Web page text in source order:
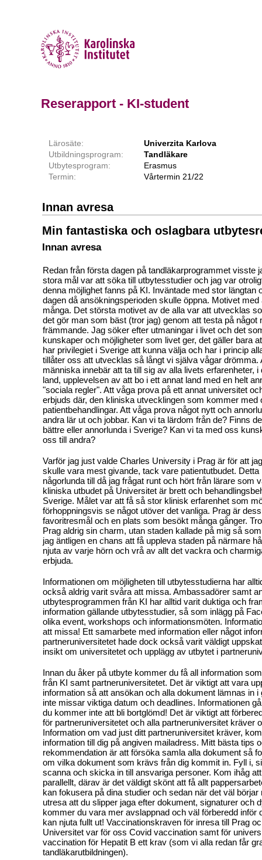
Reserapport - KI-student
Lärosäte:
Univerzita Karlova
Utbildningsprogram:
Tandläkare
Utbytesprogram:
Erasmus
Termin:
Vårtermin 21/22
Innan avresa
Min fantastiska och oslagbara
Innan avresa
Redan från första dagen på tandläkarprogrammet visste
stora mål var att söka till utbytesstudier och jag var
denna möjlighet fanns på KI. Inväntade med stor längtan
dagen då ansökningsperioden skulle öppna. Motivet
många. Det största motivet av de alla var att utvecklas
det gör man som bäst (tror jag) genom att testa på något
främmande. Jag söker efter utmaningar i livet och det
kunskaper och möjligheter som livet ger, det gäller bara
har privilegiet i Sverige att kunna välja och har i princip
tillåter oss att utvecklas så långt vi själva vågar
människa innebär att ta till sig av alla livets erfarenheter, i
land, upplevelsen av att bo i ett annat land med en helt
"sociala regler". Att våga prova på ett annat universitet
erbjuds där, den kliniska utvecklingen som kommer med
patientbehandlingar. Att våga prova något nytt och
andra lär ut och jobbar. Kan vi ta lärdom från de? Finns
bättre eller annorlunda i Sverige? Kan vi ta med oss
oss till andra?
Varför jag just valde Charles University i Prag är för att
skulle vara mest givande, tack vare patientutbudet. Detta
någorlunda till då jag frågat runt och hört från lärare som
kliniska utbudet på Universitet är brett och
Sverige. Målet var att få så stor klinisk erfarenhet som
förhoppningsvis se något utöver det vanliga. Prag är
favoritresmål och en plats som besökt många gånger.
Prag aldrig sin charm, utan staden kallade på mig så
jag äntligen en chans att få uppleva staden på närmare
njuta av varje hörn och vrå av allt det vackra och
erbjuda.
Informationen om möjligheten till utbytesstudierna har
också aldrig varit svåra att missa. Ambassadörer samt
utbytesprogrammen från KI har alltid varit duktiga och
information gällande utbytesstudier, så som inlägg på
olika event, workshops och informationsmöten.
att missa! Ett samarbete med information eller något
partneruniversitetet hade dock också varit väldigt
insikt om universitetet och upplägg av utbytet i
Innan du åker på utbyte kommer du få all information
från KI samt partneruniversitetet. Det är viktigt att vara
information så att ansökan och alla dokument lämnas in i
inte missar viktiga datum och deadlines. Informationen
du kommer inte att bli bortglömd! Det är viktigt att
för partneruniversitetet och alla partneruniversitet kräver
Information om vad just ditt partneruniversitet kräver,
information till dig på angiven mailadress. Mitt bästa tips
rekommendation är att försöka samla alla dokument så
om vilka dokument som krävs från dig kommit in. Fyll i,
scanna och skicka in till ansvariga personer. Kom ihåg
parallellt, därav är det väldigt skönt att få allt
kan fokusera på dina studier och sedan när det väl börjar
utresa att du slipper jaga efter dokument, signaturer och
kommer du vara mer avslappnad och väl förberedd inför
kan njuta fullt ut! Vaccinationskraven för inresa till Prag
Universitet var för oss Covid vaccination samt för
vaccination för Hepatit B ett krav (som vi alla redan får
tandläkarutbildningen).